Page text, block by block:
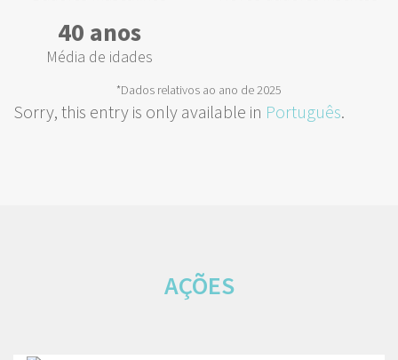
40 anos
Média de idades
*Dados relativos ao ano de 2025
Sorry, this entry is only available in Português.
AÇÕES